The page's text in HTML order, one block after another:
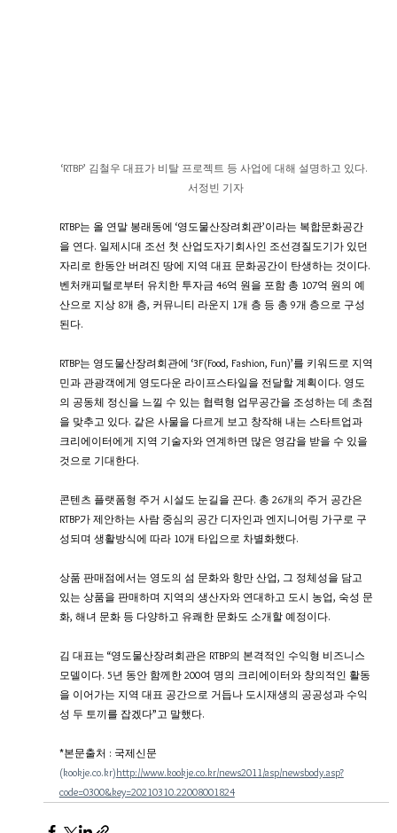
‘RTBP’ 김철우 대표가 비탈 프로젝트 등 사업에 대해 설명하고 있다.
서정빈 기자
RTBP는 올 연말 봉래동에 ‘영도물산장려회관’이라는 복합문화공간
을 연다. 일제시대 조선 첫 산업도자기회사인 조선경질도기가 있던
자리로 한동안 버려진 땅에 지역 대표 문화공간이 탄생하는 것이다.
벤처캐피털로부터 유치한 투자금 46억 원을 포함 총 107억 원의 예
산으로 지상 8개 층, 커뮤니티 라운지 1개 층 등 총 9개 층으로 구성
된다.
RTBP는 영도물산장려회관에 ‘3F(Food, Fashion, Fun)’를 키워드로 지역
민과 관광객에게 영도다운 라이프스타일을 전달할 계획이다. 영도
의 공동체 정신을 느낄 수 있는 협력형 업무공간을 조성하는 데 초점
을 맞추고 있다. 같은 사물을 다르게 보고 창작해 내는 스타트업과
크리에이터에게 지역 기술자와 연계하면 많은 영감을 받을 수 있을
것으로 기대한다.
콘텐츠 플랫폼형 주거 시설도 눈길을 끈다. 총 26개의 주거 공간은
RTBP가 제안하는 사람 중심의 공간 디자인과 엔지니어링 가구로 구
성되며 생활방식에 따라 10개 타입으로 차별화했다.
상품 판매점에서는 영도의 섬 문화와 항만 산업, 그 정체성을 담고
있는 상품을 판매하며 지역의 생산자와 연대하고 도시 농업, 숙성 문
화, 해녀 문화 등 다양하고 유쾌한 문화도 소개할 예정이다.
김 대표는 “영도물산장려회관은 RTBP의 본격적인 수익형 비즈니스
모델이다. 5년 동안 함께한 200여 명의 크리에이터와 창의적인 활동
을 이어가는 지역 대표 공간으로 거듭나 도시재생의 공공성과 수익
성 두 토끼를 잡겠다”고 말했다.
*본문출처 : 국제신문
(kookje.co.kr)http://www.kookje.co.kr/news2011/asp/newsbody.asp?
code=0300&key=20210310.22008001824